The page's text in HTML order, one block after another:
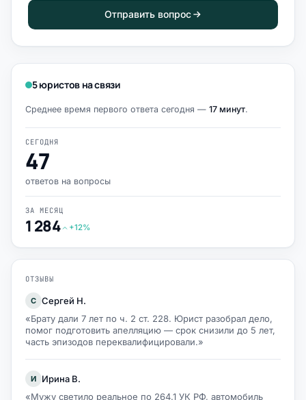
Отправить вопрос
5 юристов на связи
Среднее время первого ответа сегодня — 17 минут.
СЕГОДНЯ
47
ответов на вопросы
ЗА МЕСЯЦ
1 284 +12%
ОТЗЫВЫ
С Сергей Н.
«Брату дали 7 лет по ч. 2 ст. 228. Юрист разобрал дело,
помог подготовить апелляцию — срок снизили до 5 лет,
часть эпизодов переквалифицировали.»
И
Ирина В.
«Мужу светило реальное по 264.1 УК РФ, автомобиль